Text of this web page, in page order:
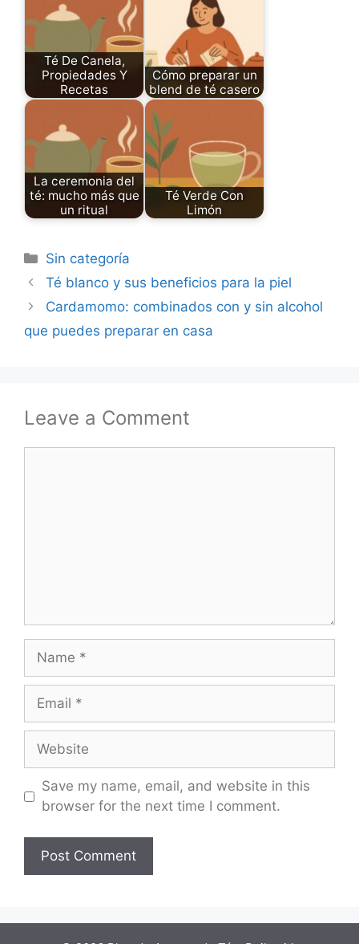
Té De Canela,
Propiedades Y
Recetas
Cómo preparar un
blend de té casero
La ceremonia del
té: mucho más que
un ritual
Té Verde Con
Limón
Categories
Sin categoría
Té blanco y sus beneficios para la piel
Cardamomo: combinados con y sin alcohol
que puedes preparar en casa
Leave a Comment
Name
Email
Website
Save my name, email, and website in this
browser for the next time I comment.